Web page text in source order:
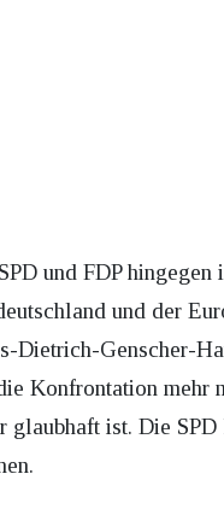
und FDP
und der
Dietrich-Genscher-
Konfrontation mehr
glaubhaft ist. Die